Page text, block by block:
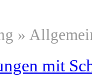
»
mit